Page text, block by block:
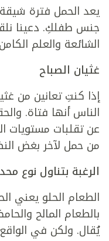
يعد الحمل فترة
جنس طفلكِ. دعينا
الشائعة والعلم
غثيان الصباح
إذا كنتِ تعانين من
الناس أنها فتاة.
عن تقلبات مستويات
من حمل لآخر بغض
الرغبة بتناول نوع
الطعام الحلو يعني
بالطعام المالح
يُقال. ولكن في